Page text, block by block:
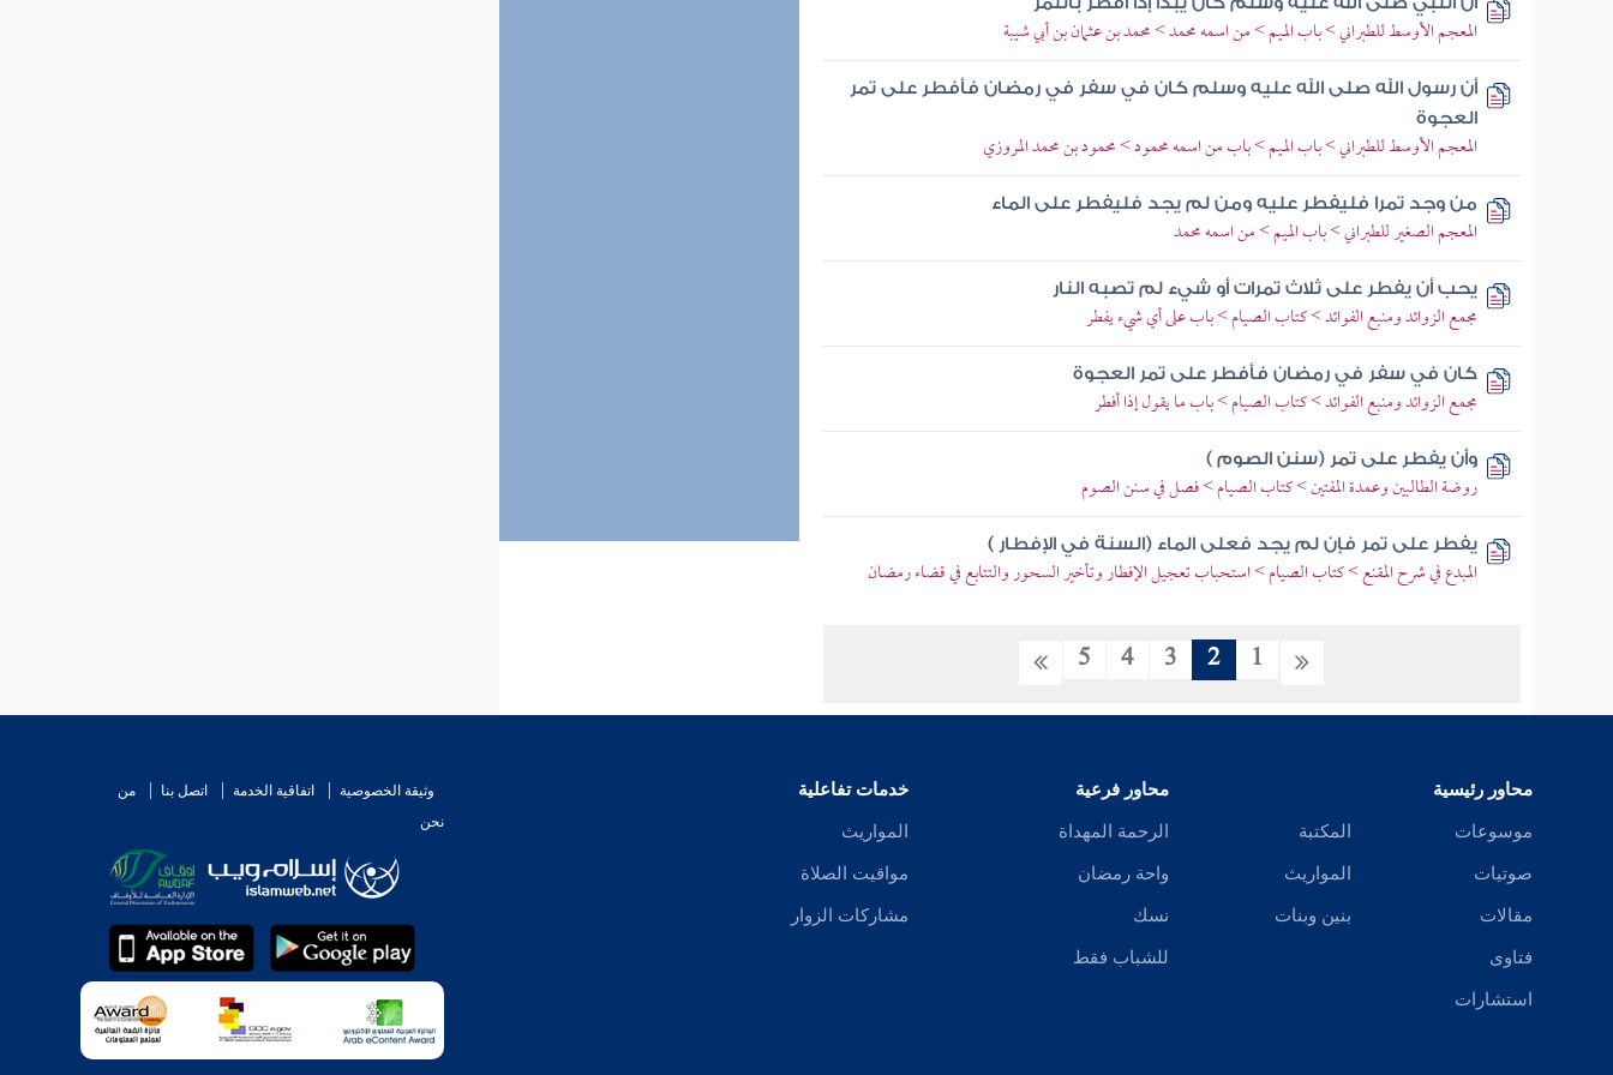
المعجم الأوسط للطبراني > باب الميم > من اسمه محمد > محمد بن عثمان بن أبي شيبة
أن رسول الله صلى الله عليه وسلم كان في سفر في رمضان فأفطر على تمر
العجوة
المعجم الأوسط للطبراني > باب الميم > باب من اسمه محمود > محمود بن محمد المروزي
من وجد تمرا فليفطر عليه ومن لم يجد فليفطر على الماء
المعجم الصغير للطبراني > باب الميم > من اسمه محمد
يحب أن يفطر على ثلاث تمرات أو شيء لم تصبه النار
مجمع الزوائد ومنبع الفوائد > كتاب الصيام > باب على أي شيء يفطر
كان في سفر في رمضان فأفطر على تمر العجوة
مجمع الزوائد ومنبع الفوائد > كتاب الصيام > باب ما يقول إذا أفطر
وأن يفطر على تمر (سنن الصوم )
روضة الطالبين وعمدة المفتين > كتاب الصيام > فصل في سنن الصوم
يفطر على تمر فإن لم يجد فعلى الماء (السنة في الإفطار )
المبدع في شرح المقنع > كتاب الصيام > استحباب تعجيل الإفطار وتأخير السحور والتتابع في قضاء رمضان
1
2
3
4
5
محاور رئيسية
موسوعات
صوتيات
مقالات
فتاوى
استشارات
المكتبة
المواريث
بنين وبنات
محاور فرعية
الرحمة المهداة
واحة رمضان
نسك
للشباب فقط
خدمات تفاعلية
المواريث
مواقيت الصلاة
مشاركات الزوار
وثيقة الخصوصية اتفاقية الخدمة اتصل بنا
من
نحن